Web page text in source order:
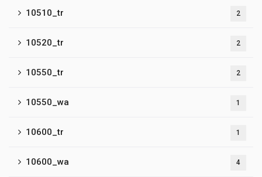
10510_tr 2
10520_tr 2
10550_tr 2
10550_wa 1
10600_tr 1
10600_wa 4